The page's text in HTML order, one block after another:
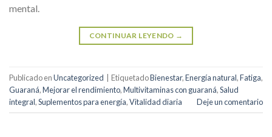
mental.
CONTINUAR LEYENDO →
Publicado enUncategorized EtiquetadoBienestar,Energía natural,Fatiga,
Guaraná,Mejorar el rendimiento,Multivitaminas con guaraná,Salud
integral,Suplementos para energía,Vitalidad diaria Deje un comentario